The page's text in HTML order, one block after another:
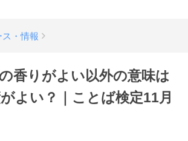
ス・情報
香りがよい以外の意味は
よい？｜ことば検定11月